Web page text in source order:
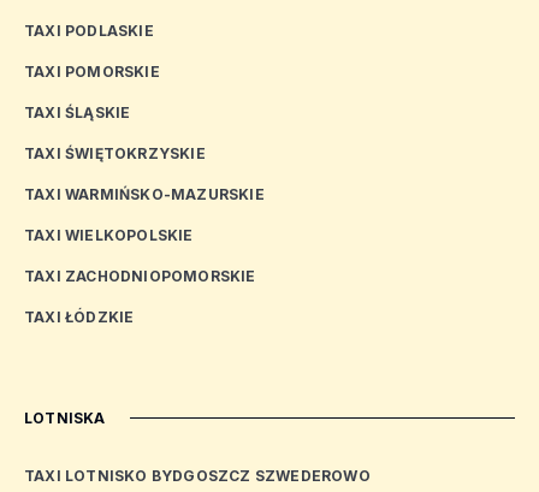
TAXI PODLASKIE
TAXI POMORSKIE
TAXI ŚLĄSKIE
TAXI ŚWIĘTOKRZYSKIE
TAXI WARMIŃSKO-MAZURSKIE
TAXI WIELKOPOLSKIE
TAXI ZACHODNIOPOMORSKIE
TAXI ŁÓDZKIE
LOTNISKA
TAXI LOTNISKO BYDGOSZCZ SZWEDEROWO